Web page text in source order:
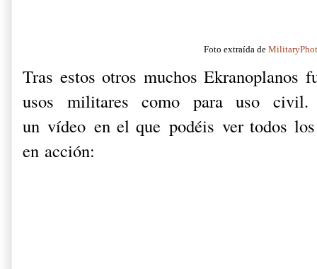
Foto extraída de
Tras estos otros muchos Ekranoplanos
usos militares como para uso
un vídeo en el que podéis ver todos
en acción: